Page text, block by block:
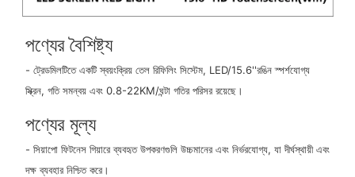
পণ্যের বৈশিষ্ট্য
- ট্রেডমিলটিতে একটি স্বয়ংক্রিয় তেল রিফিলিং সিস্টেম, LED/15.6''রঙিন স্পর্শযোগ্য
স্ক্রিন, গতি সমন্বয় এবং 0.8-22KM/ঘন্টা গতির পরিসর রয়েছে।
পণ্যের মূল্য
- সিয়াপো ফিটনেস গিয়ারে ব্যবহৃত উপকরণগুলি উচ্চমানের এবং নির্ভরযোগ্য, যা দীর্ঘস্থায়ী এবং
দক্ষ ব্যবহার নিশ্চিত করে।